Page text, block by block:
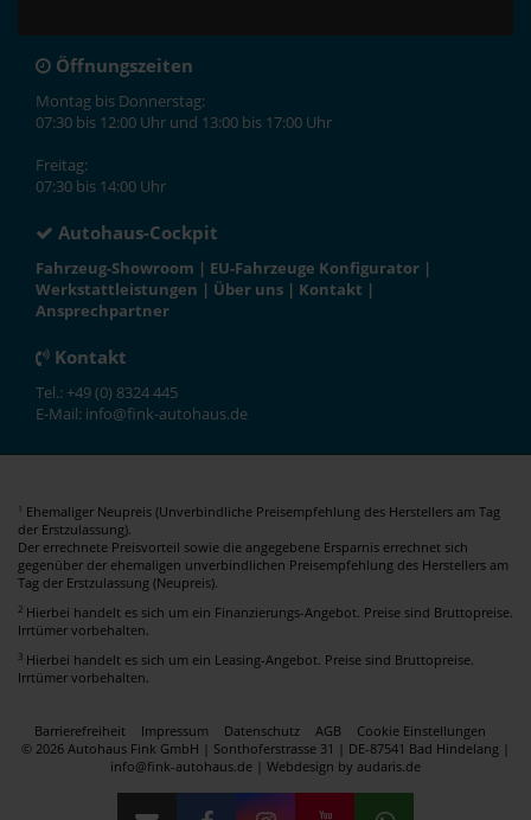
Öffnungszeiten
Montag bis Donnerstag:
07:30 bis 12:00 Uhr und 13:00 bis 17:00 Uhr
Freitag:
07:30 bis 14:00 Uhr
Autohaus-Cockpit
Fahrzeug-Showroom | EU-Fahrzeuge Konfigurator |
Werkstattleistungen | Über uns | Kontakt |
Ansprechpartner
Kontakt
Tel.: +49 (0) 8324 445
E-Mail: info@fink-autohaus.de
1 Ehemaliger Neupreis (Unverbindliche Preisempfehlung des Herstellers am Tag
der Erstzulassung).
Der errechnete Preisvorteil sowie die angegebene Ersparnis errechnet sich
gegenüber der ehemaligen unverbindlichen Preisempfehlung des Herstellers am
Tag der Erstzulassung (Neupreis).
2 Hierbei handelt es sich um ein Finanzierungs-Angebot. Preise sind Bruttopreise.
Irrtümer vorbehalten.
3 Hierbei handelt es sich um ein Leasing-Angebot. Preise sind Bruttopreise.
Irrtümer vorbehalten.
Barrierefreiheit Impressum Datenschutz AGB
Cookie Einstellungen
© 2026 Autohaus Fink GmbH | Sonthoferstrasse 31 | DE-87541 Bad Hindelang |
info@fink-autohaus.de | Webdesign by audaris.de